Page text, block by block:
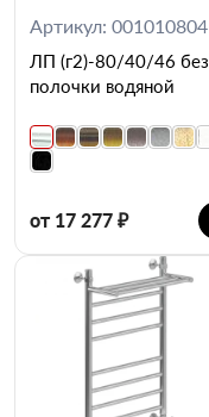
Артикул: 001010804
ЛП (г2)-80/40/46 без
полочки водяной
от 17 277 ₽